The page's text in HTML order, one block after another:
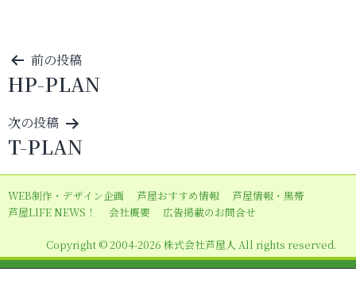
投
稿
ナ
ビ
ゲ
ー
シ
ン
前の投稿
HP-PLAN
次の投稿
T-PLAN
WEB制作・デザイン企画 芦屋おすすめ情報
芦屋情報・黒帯
芦屋LIFE NEWS！
会社概要 広告掲載のお問合せ
Copyright © 2004-2026 株式会社芦屋人 All rights reserved.